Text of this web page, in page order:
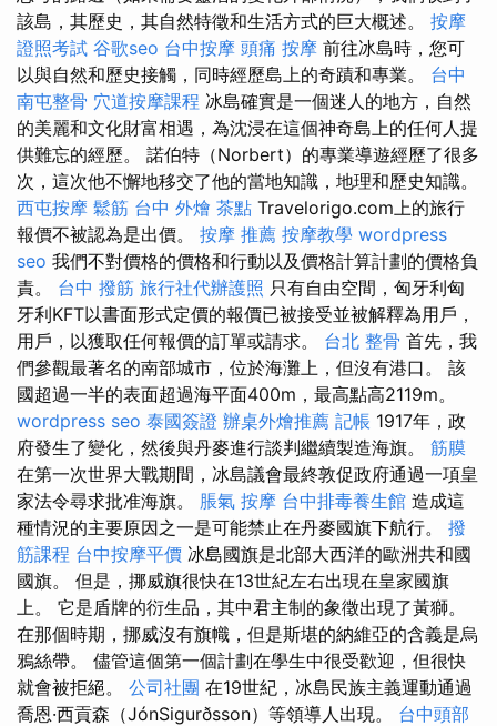
該島，其歷史，其自然特徵和生活方式的巨大概述。 按摩
證照考試 谷歌seo 台中按摩 頭痛 按摩 前往冰島時，您可
以與自然和歷史接觸，同時經歷島上的奇蹟和專業。 台中
南屯整骨 穴道按摩課程 冰島確實是一個迷人的地方，自然
的美麗和文化財富相遇，為沈浸在這個神奇島上的任何人提
供難忘的經歷。 諾伯特（Norbert）的專業導遊經歷了很多
次，這次他不懈地移交了他的當地知識，地理和歷史知識。
西屯按摩 鬆筋 台中 外燴 茶點 Travelorigo.com上的旅行
報價不被認為是出價。 按摩 推薦 按摩教學 wordpress
seo 我們不對價格的價格和行動以及價格計算計劃的價格負
責。 台中 撥筋 旅行社代辦護照 只有自由空間，匈牙利匈
牙利KFT以書面形式定價的報價已被接受並被解釋為用戶，
用戶，以獲取任何報價的訂單或請求。 台北 整骨 首先，我
們參觀最著名的南部城市，位於海灘上，但沒有港口。 該
國超過一半的表面超過海平面400m，最高點高2119m。
wordpress seo 泰國簽證 辦桌外燴推薦 記帳 1917年，政
府發生了變化，然後與丹麥進行談判繼續製造海旗。 筋膜
在第一次世界大戰期間，冰島議會最終敦促政府通過一項皇
家法令尋求批准海旗。 脹氣 按摩 台中排毒養生館 造成這
種情況的主要原因之一是可能禁止在丹麥國旗下航行。 撥
筋課程 台中按摩平價 冰島國旗是北部大西洋的歐洲共和國
國旗。 但是，挪威旗很快在13世紀左右出現在皇家國旗
上。 它是盾牌的衍生品，其中君主制的象徵出現了黃獅。
在那個時期，挪威沒有旗幟，但是斯堪的納維亞的含義是烏
鴉絲帶。 儘管這個第一個計劃在學生中很受歡迎，但很快
就會被拒絕。 公司社團 在19世紀，冰島民族主義運動通過
喬恩·西貢森（JónSigurðsson）等領導人出現。 台中頭部